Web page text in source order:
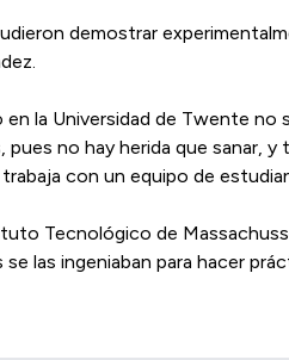
demostrar
la Universidad de Twente no
no hay herida que sanar,
con un equipo de
Tecnológico de
las ingeniaban para hacer